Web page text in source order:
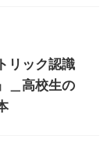
リック認識
＿高校生の